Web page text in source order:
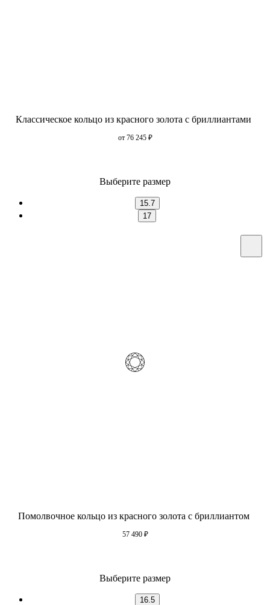
Классическое кольцо из красного золота с бриллиантами
от 76 245 ₽
Выберите размер
15.7
17
Помолвочное кольцо из красного золота с бриллиантом
57 490 ₽
Выберите размер
16.5